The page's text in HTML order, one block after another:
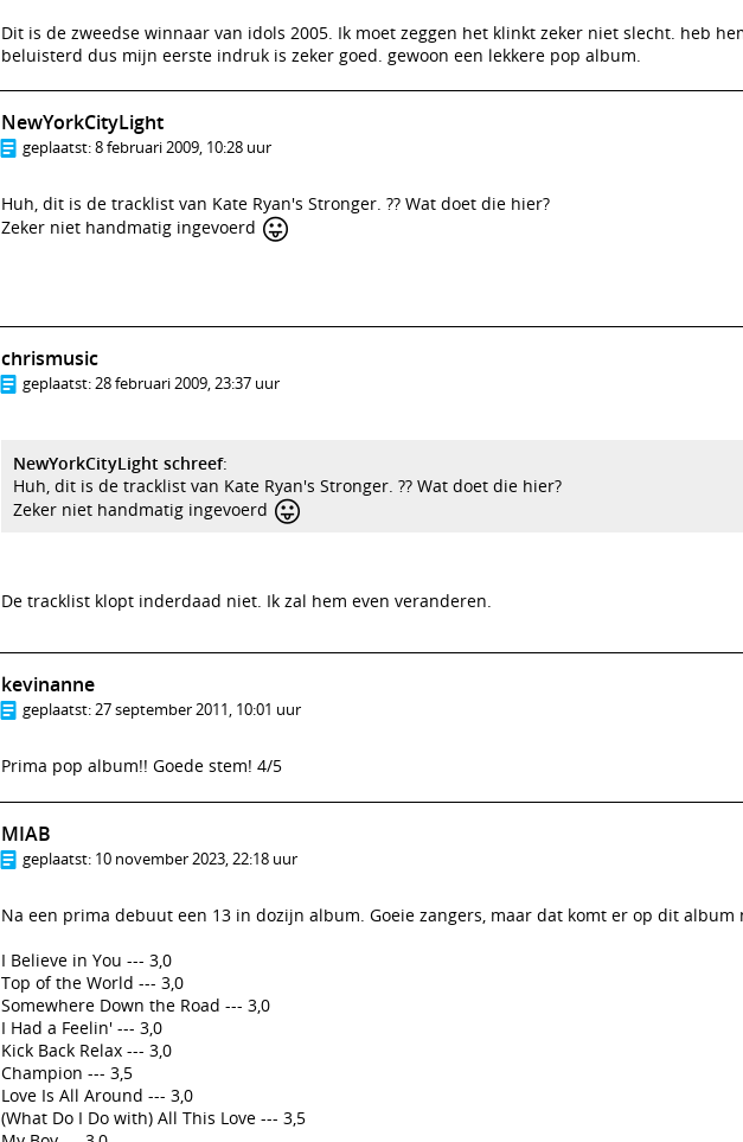
Dit is de zweedse winnaar van idols 2005. Ik moet zeggen het klinkt zeker niet slecht. heb
beluisterd dus mijn eerste indruk is zeker goed. gewoon een lekkere pop album.
NewYorkCityLight
geplaatst:8 februari 2009, 10:28 uur
Huh, dit is de tracklist van Kate Ryan's Stronger. ?? Wat doet die hier?
Zeker niet handmatig ingevoerd 😛
chrismusic
geplaatst:28 februari 2009, 23:37 uur
NewYorkCityLight schreef:
Huh, dit is de tracklist van Kate Ryan's Stronger. ?? Wat doet die hier?
Zeker niet handmatig ingevoerd 😛
De tracklist klopt inderdaad niet. Ik zal hem even veranderen.
kevinanne
geplaatst:27 september 2011, 10:01 uur
Prima pop album!! Goede stem! 4/5
MIAB
geplaatst: 10 november 2023, 22:18 uur
Na een prima debuut een 13 in dozijn album. Goeie zangers, maar dat komt er op dit
I Believe in You --- 3,0
Top of the World --- 3,0
Somewhere Down the Road --- 3,0
I Had a Feelin' --- 3,0
Kick Back Relax --- 3,0
Champion --- 3,5
Love Is All Around --- 3,0
(What Do I Do with) All This Love --- 3,5